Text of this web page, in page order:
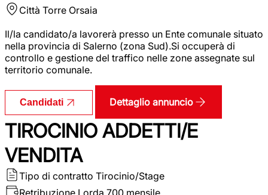
Città Torre Orsaia
Il/la candidato/a lavorerà presso un Ente comunale situato
nella provincia di Salerno (zona Sud).Si occuperà di
controllo e gestione del traffico nelle zone assegnate sul
territorio comunale.
Candidati Dettaglio annuncio
TIROCINIO ADDETTI/E
VENDITA
Tipo di contratto Tirocinio/Stage
Retribuzione Lorda 700 mensile